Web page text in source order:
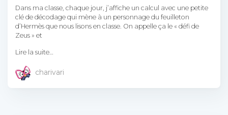
Dans ma classe, chaque jour, j’affiche un calcul avec une petite
clé de décodage qui mène à un personnage du feuilleton
d’Hermès que nous lisons en classe. On appelle ça le « défi de
Zeus » et
Lire la suite…
charivari